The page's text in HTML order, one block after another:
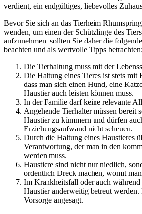
verdient, ein endgültiges, liebevolles
Bevor Sie sich an das Tierheim
wenden, um einen der Schützlinge des
aufzunehmen, sollten Sie daher die
beachten und als wertvolle Tipps betrachten:
Die Tierhaltung muss mit der
Die Haltung eines Tieres ist stets mit
dass man sich einen Hund, eine
Haustier auch leisten können muss.
In der Familie darf keine relevante
Angehende Tierhalter müssen bereit
Haustier zu kümmern und dürfen
Erziehungsaufwand nicht scheuen.
Durch die Haltung eines Haustieres
Verantwortung, der man in den
werden muss.
Haustiere sind nicht nur niedlich,
ordentlich Dreck machen, womit
Im Krankheitsfall oder auch während
Haustier anderweitig betreut
Vorsorge angesagt.